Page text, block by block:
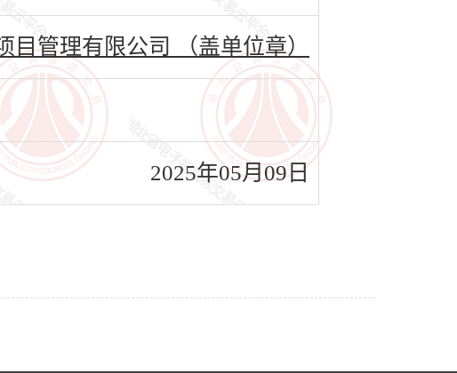
管理有限公司 （盖单位章）
2025年05月09日